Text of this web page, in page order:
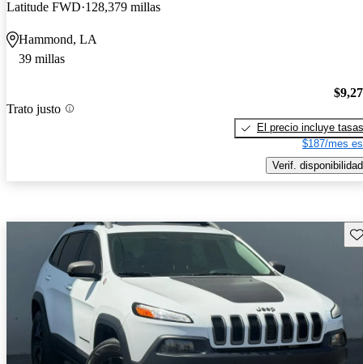
Latitude FWD 128,379 millas
Hammond, LA
39 millas
Trato justo
El precio incluye tasas
$187/mes
Verif. disponibilidad